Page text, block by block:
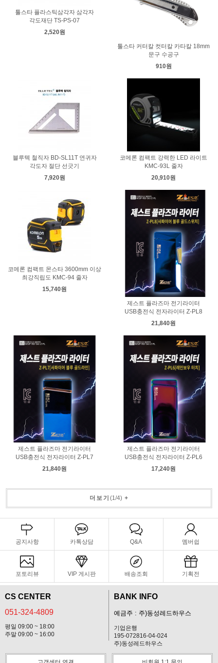
툴스타 플라스틱삼각자 삼각자
각도재단 TS-PS-07
2,520원
툴스타 커터칼 컷터칼 카타칼 18mm
문구 수공구
910원
블루텍 철직자 BD-SL11T 연귀자
각도자 절단 선긋기
7,920원
코메론 컴팩트 강력한 LED 라이트
KMC-93L 줄자
20,910원
코메론 컴팩트 몬스타 3600mm 이상
최강직립도 KMC-94 줄자
15,740원
제스트 플라즈마 전기라이터
USB충전식 전자라이터 Z-PL8
21,840원
제스트 플라즈마 전기라이터
USB충전식 전자라이터 Z-PL7
21,840원
제스트 플라즈마 전기라이터
USB충전식 전자라이터 Z-PL6
17,240원
더보기 (1/4)+
공지사항 카톡상담 Q&A 멤버쉽
포토리뷰 VIP 게시판 배송조회 기획전
CS CENTER
051-324-4809
평일 09:00 ~ 18:00
주말 09:00 ~ 16:00
BANK INFO
예금주 : 주)동성레드하우스
기업은행
195-072816-04-024
주)동성레드하우스